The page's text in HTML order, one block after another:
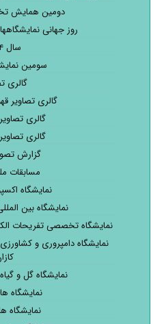
دومین همایش
روز جهانی
سال ۱۴۰۴
سومین
گالری
گالری تصاویر
گالری
گالری
گزارش
مسابقات
نمایشگاه اکسپو ۲۰۲۵
نمایشگاه بین
نمایشگاه تخصصی تفریحات
نمایشگاه گل و
نمایشگاه
نمایشگاه